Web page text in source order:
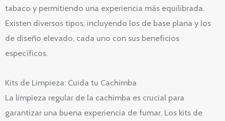
tabaco y permitiendo una experiencia más equilibrada.
Existen diversos tipos, incluyendo los de base plana y los
de diseño elevado, cada uno con sus beneficios
específicos.
Kits de Limpieza: Cuida tu Cachimba
La limpieza regular de la cachimba es crucial para
garantizar una buena experiencia de fumar. Los kits de